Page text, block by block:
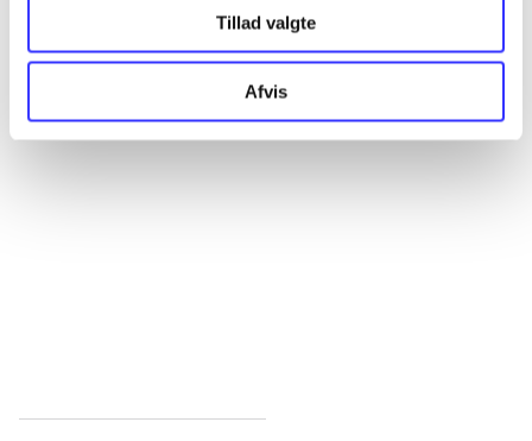
Tillad valgte
Afvis
...
...